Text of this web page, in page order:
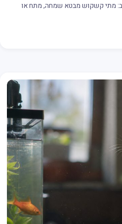
מתי קשקוש מבטא שמחה, מתח או